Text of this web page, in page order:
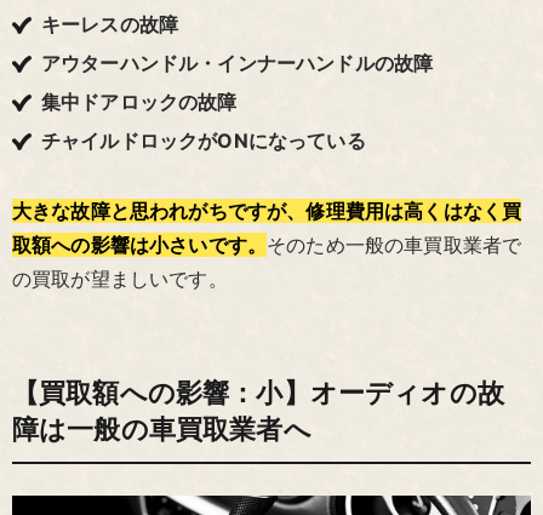
キーレスの故障
アウターハンドル・インナーハンドルの故障
集中ドアロックの故障
チャイルドロックがONになっている
大きな故障と思われがちですが、修理費用は高くはなく買
取額への影響は小さいです。 そのため一般の車買取業者で
の買取が望ましいです。
【買取額への影響：小】オーディオの故
障は一般の車買取業者へ